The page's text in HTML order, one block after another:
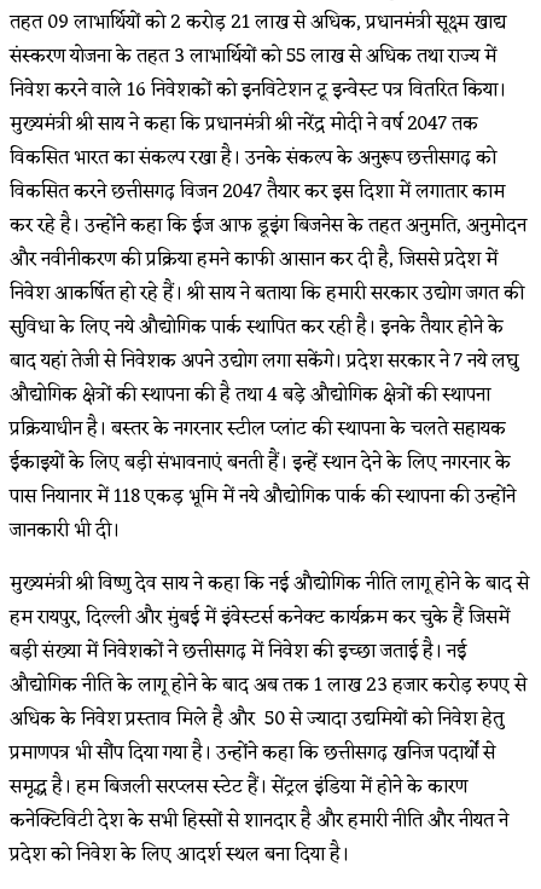
तहत 09 लाभार्थियों को 2 करोड़ 21 लाख से अधिक, प्रधानमंत्री सूक्ष्म खाद्य
संस्करण योजना के तहत 3 लाभार्थियों को 55 लाख से अधिक तथा राज्य में
निवेश करने वाले 16 निवेशकों को इनविटेशन टू इन्वेस्ट पत्र वितरित किया।
मुख्यमंत्री श्री साय ने कहा कि प्रधानमंत्री श्री नरेंद्र मोदी ने वर्ष 2047 तक
विकसित भारत का संकल्प रखा है। उनके संकल्प के अनुरूप छत्तीसगढ़ को
विकसित करने छत्तीसगढ़ विजन 2047 तैयार कर इस दिशा में लगातार काम
कर रहे है। उन्होंने कहा कि ईज आफ डूइंग बिजनेस के तहत अनुमति, अनुमोदन
और नवीनीकरण की प्रक्रिया हमने काफी आसान कर दी है, जिससे प्रदेश में
निवेश आकर्षित हो रहे हैं। श्री साय ने बताया कि हमारी सरकार उद्योग जगत की
सुविधा के लिए नये औद्योगिक पार्क स्थापित कर रही है। इनके तैयार होने के
बाद यहां तेजी से निवेशक अपने उद्योग लगा सकेंगे। प्रदेश सरकार ने 7 नये लघु
औद्योगिक क्षेत्रों की स्थापना की है तथा 4 बड़े औद्योगिक क्षेत्रों की स्थापना
प्रक्रियाधीन है। बस्तर के नगरनार स्टील प्लांट की स्थापना के चलते सहायक
ईकाइयों के लिए बड़ी संभावनाएं बनती हैं। इन्हें स्थान देने के लिए नगरनार के
पास नियानार में 118 एकड़ भूमि में नये औद्योगिक पार्क की स्थापना की उन्होंने
जानकारी भी दी।
मुख्यमंत्री श्री विष्णु देव साय ने कहा कि नई औद्योगिक नीति लागू होने के बाद से
हम रायपुर, दिल्ली और मुंबई में इंवेस्टर्स कनेक्ट कार्यक्रम कर चुके हैं जिसमें
बड़ी संख्या में निवेशकों ने छत्तीसगढ़ में निवेश की इच्छा जताई है। नई
औद्योगिक नीति के लागू होने के बाद अब तक 1 लाख 23 हजार करोड़ रुपए से
अधिक के निवेश प्रस्ताव मिले है और 50 से ज्यादा उद्यमियों को निवेश हेतु
प्रमाणपत्र भी सौंप दिया गया है। उन्होंने कहा कि छत्तीसगढ़ खनिज पदार्थों से
समृद्ध है। हम बिजली सरप्लस स्टेट हैं। सेंट्रल इंडिया में होने के कारण
कनेक्टिविटी देश के सभी हिस्सों से शानदार है और हमारी नीति और नीयत ने
प्रदेश को निवेश के लिए आदर्श स्थल बना दिया है।